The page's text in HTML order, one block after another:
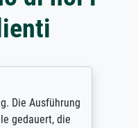
Die Ausführung
gedauert, die